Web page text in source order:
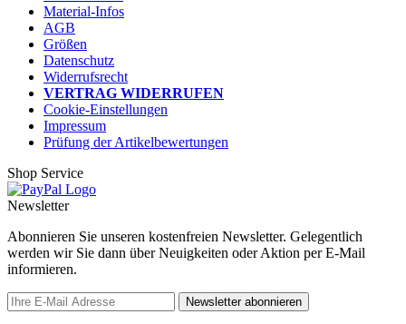
Material-Infos
AGB
Größen
Datenschutz
Widerrufsrecht
VERTRAG WIDERRUFEN
Cookie-Einstellungen
Impressum
Prüfung der Artikelbewertungen
Shop Service
Newsletter
Abonnieren Sie unseren kostenfreien Newsletter. Gelegentlich
werden wir Sie dann über Neuigkeiten oder Aktion per E-Mail
informieren.
Newsletter abonnieren